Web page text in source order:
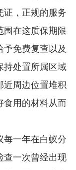
证，正规的服务
围在这质保期限
予免费复查以及
持处置所属区域
近周边位置堆积
食用的材料从而
每一年在白蚁分
查一次曾经出现